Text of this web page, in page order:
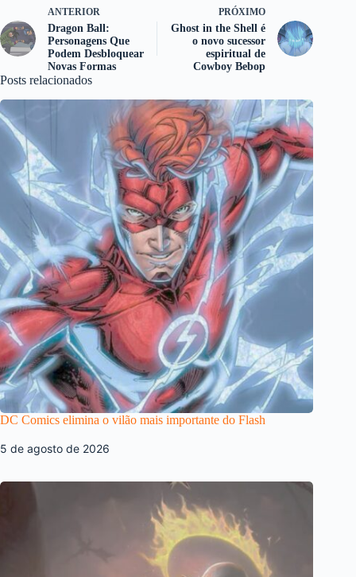
ANTERIOR
Dragon Ball:
Personagens Que
Podem Desbloquear
Novas Formas
PRÓXIMO
Ghost in the Shell é
o novo sucessor
espiritual de
Cowboy Bebop
Posts relacionados
DC Comics elimina o vilão mais importante do Flash
5 de agosto de 2026